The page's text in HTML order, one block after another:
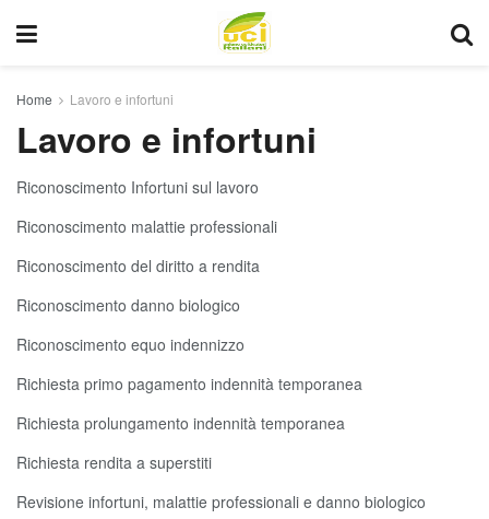
Home Lavoro e infortuni
Lavoro e infortuni
Riconoscimento Infortuni sul lavoro
Riconoscimento malattie professionali
Riconoscimento del diritto a rendita
Riconoscimento danno biologico
Riconoscimento equo indennizzo
Richiesta primo pagamento indennità temporanea
Richiesta prolungamento indennità temporanea
Richiesta rendita a superstiti
Revisione infortuni, malattie professionali e danno biologico